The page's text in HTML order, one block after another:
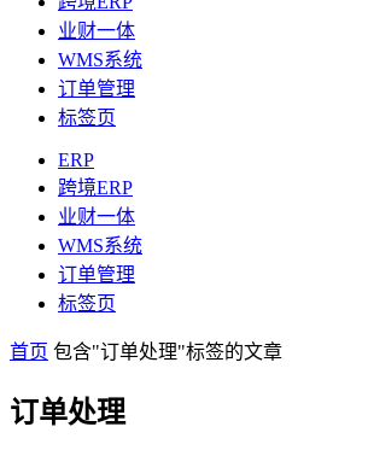
业财一体
WMS系统
订单管理
标签页
ERP
跨境ERP
业财一体
WMS系统
订单管理
标签页
首页 包含"订单处理"标签的文章
订单处理